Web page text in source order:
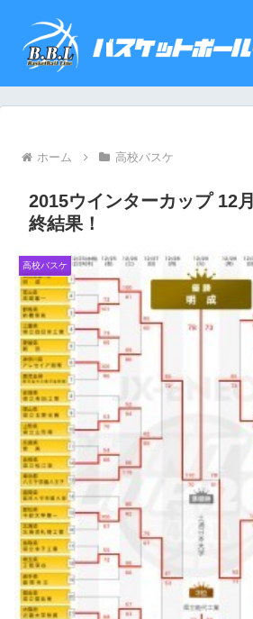
ホーム 高校バスケ
2015ウインターカップ 12
終結果！
高校バスケ